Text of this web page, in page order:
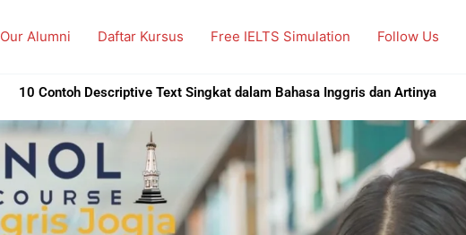
Our Alumni Daftar Kursus Free IELTS Simulation Follow Us
10 Contoh Descriptive Text Singkat dalam Bahasa Inggris dan Artinya